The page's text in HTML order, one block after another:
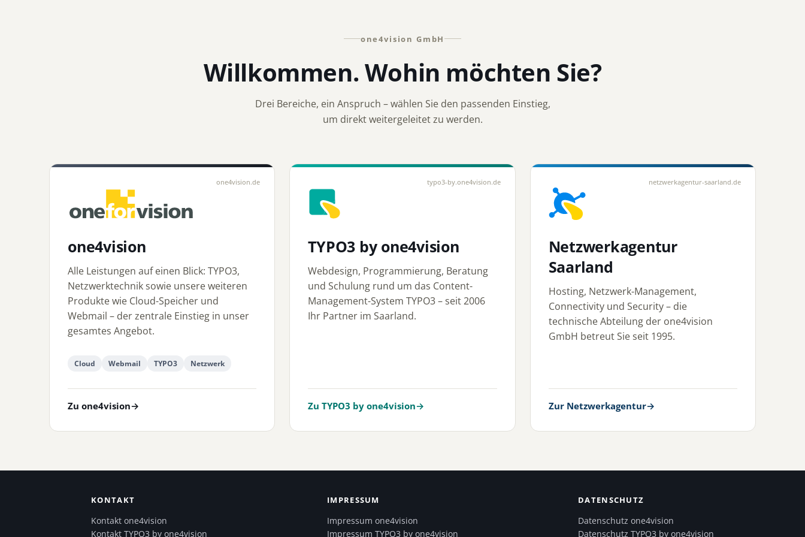
one4vision GmbH
Willkommen. Wohin möchten Sie?
Drei Bereiche, ein Anspruch – wählen Sie den passenden Einstieg,
um direkt weitergeleitet zu werden.
one4vision.de
one4vision
Alle Leistungen auf einen Blick: TYPO3,
Netzwerktechnik sowie unsere weiteren
Produkte wie Cloud-Speicher und
Webmail – der zentrale Einstieg in unser
gesamtes Angebot.
Cloud Webmail TYPO3 Netzwerk
Zu one4vision→
typo3-by.one4vision.de
TYPO3 by one4vision
Webdesign, Programmierung, Beratung
und Schulung rund um das Content-
Management-System TYPO3 – seit 2006
Ihr Partner im Saarland.
Zu TYPO3 by one4vision→
netzwerkagentur-saarland.de
Netzwerkagentur
Saarland
Hosting, Netzwerk-Management,
Connectivity und Security – die
technische Abteilung der one4vision
GmbH betreut Sie seit 1995.
Zur Netzwerkagentur→
KONTAKT
Kontakt one4vision
Kontakt TYPO3 by one4vision
IMPRESSUM
Impressum one4vision
Impressum TYPO3 by one4vision
DATENSCHUTZ
Datenschutz one4vision
Datenschutz TYPO3 by one4vision